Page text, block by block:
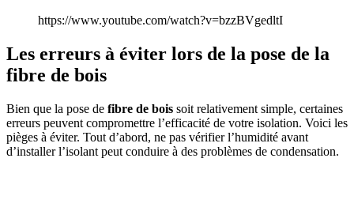
https://www.youtube.com/watch?v=bzzBVgedltI
Les erreurs à éviter lors de la pose de la
fibre de bois
Bien que la pose de fibre de bois soit relativement simple, certaines
erreurs peuvent compromettre l’efficacité de votre isolation. Voici les
pièges à éviter. Tout d’abord, ne pas vérifier l’humidité avant
d’installer l’isolant peut conduire à des problèmes de condensation.